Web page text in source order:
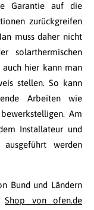
Garantie auf die
zurückgreifen
muss daher nicht
solarthermischen
hier kann man
stellen. So kann
Arbeiten wie
Am
Installateur und
werden
Bund und Ländern
Shop von ofen.de